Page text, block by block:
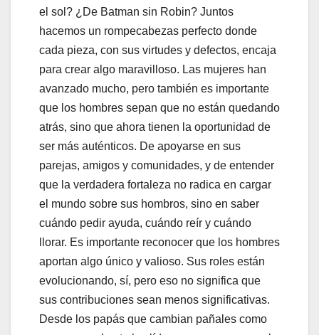
el sol? ¿De Batman sin Robin? Juntos
hacemos un rompecabezas perfecto donde
cada pieza, con sus virtudes y defectos, encaja
para crear algo maravilloso. Las mujeres han
avanzado mucho, pero también es importante
que los hombres sepan que no están quedando
atrás, sino que ahora tienen la oportunidad de
ser más auténticos. De apoyarse en sus
parejas, amigos y comunidades, y de entender
que la verdadera fortaleza no radica en cargar
el mundo sobre sus hombros, sino en saber
cuándo pedir ayuda, cuándo reír y cuándo
llorar. Es importante reconocer que los hombres
aportan algo único y valioso. Sus roles están
evolucionando, sí, pero eso no significa que
sus contribuciones sean menos significativas.
Desde los papás que cambian pañales como